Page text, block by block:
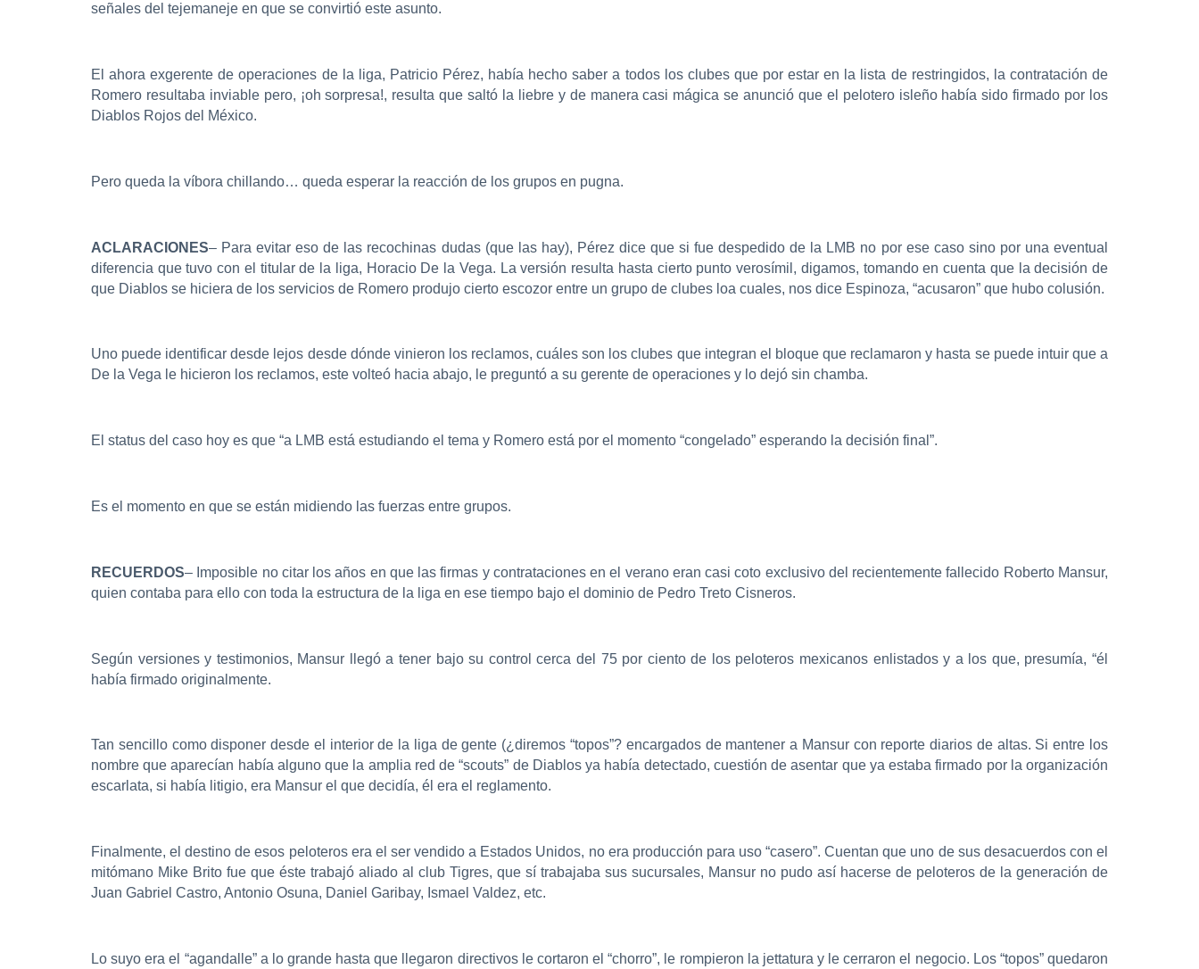
señales del tejemaneje en que se convirtió este asunto.
El ahora exgerente de operaciones de la liga, Patricio Pérez, había hecho saber a todos los clubes que por estar en la lista de restringidos, la contratación de
Romero resultaba inviable pero, ¡oh sorpresa!, resulta que saltó la liebre y de manera casi mágica se anunció que el pelotero isleño había sido firmado por los
Diablos Rojos del México.
Pero queda la víbora chillando… queda esperar la reacción de los grupos en pugna.
ACLARACIONES– Para evitar eso de las recochinas dudas (que las hay), Pérez dice que si fue despedido de la LMB no por ese caso sino por una eventual
diferencia que tuvo con el titular de la liga, Horacio De la Vega. La versión resulta hasta cierto punto verosímil, digamos, tomando en cuenta que la decisión de
que Diablos se hiciera de los servicios de Romero produjo cierto escozor entre un grupo de clubes loa cuales, nos dice Espinoza, “acusaron” que hubo colusión.
Uno puede identificar desde lejos desde dónde vinieron los reclamos, cuáles son los clubes que integran el bloque que reclamaron y hasta se puede intuir que a
De la Vega le hicieron los reclamos, este volteó hacia abajo, le preguntó a su gerente de operaciones y lo dejó sin chamba.
El status del caso hoy es que “a LMB está estudiando el tema y Romero está por el momento “congelado” esperando la decisión final”.
Es el momento en que se están midiendo las fuerzas entre grupos.
RECUERDOS– Imposible no citar los años en que las firmas y contrataciones en el verano eran casi coto exclusivo del recientemente fallecido Roberto Mansur,
quien contaba para ello con toda la estructura de la liga en ese tiempo bajo el dominio de Pedro Treto Cisneros.
Según versiones y testimonios, Mansur llegó a tener bajo su control cerca del 75 por ciento de los peloteros mexicanos enlistados y a los que, presumía, “él
había firmado originalmente.
Tan sencillo como disponer desde el interior de la liga de gente (¿diremos “topos”? encargados de mantener a Mansur con reporte diarios de altas. Si entre los
nombre que aparecían había alguno que la amplia red de “scouts” de Diablos ya había detectado, cuestión de asentar que ya estaba firmado por la organización
escarlata, si había litigio, era Mansur el que decidía, él era el reglamento.
Finalmente, el destino de esos peloteros era el ser vendido a Estados Unidos, no era producción para uso “casero”. Cuentan que uno de sus desacuerdos con el
mitómano Mike Brito fue que éste trabajó aliado al club Tigres, que sí trabajaba sus sucursales, Mansur no pudo así hacerse de peloteros de la generación de
Juan Gabriel Castro, Antonio Osuna, Daniel Garibay, Ismael Valdez, etc.
Lo suyo era el “agandalle” a lo grande hasta que llegaron directivos le cortaron el “chorro”, le rompieron la jettatura y le cerraron el negocio. Los “topos” quedaron